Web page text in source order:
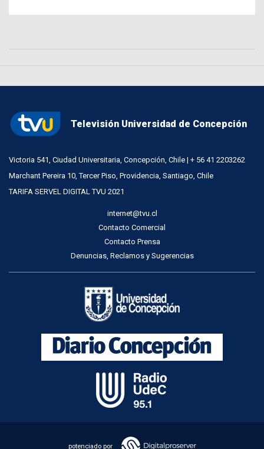
Televisión Universidad de Concepción
Victoria 541, Ciudad Universitaria, Concepción, Chile | + 56 41 2203262
Marchant Pereira 10, Tercer Piso, Providencia, Santiago, Chile
TARIFA SERVEL DIGITAL TVU 2021
internet@tvu.cl
Contacto Comercial
Contacto Prensa
Denuncias, Reclamos y Sugerencias
potenciado por